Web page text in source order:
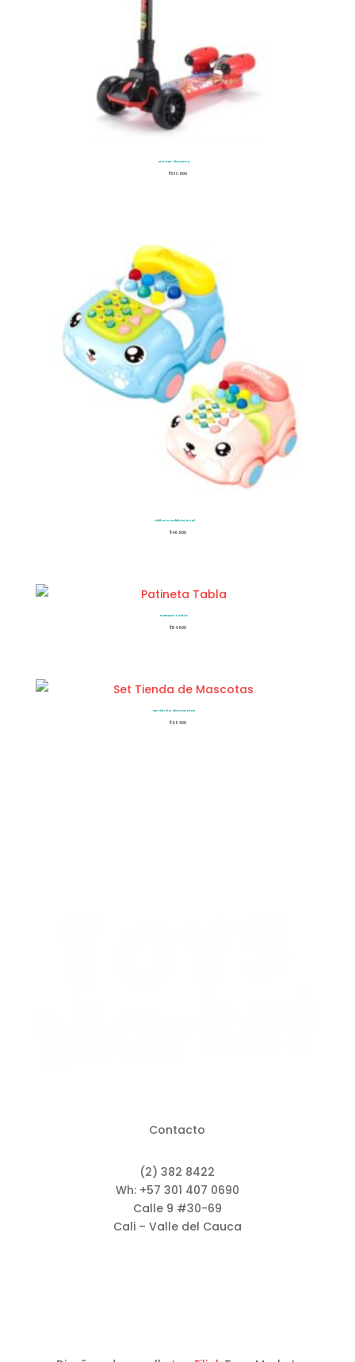
Scooter de Humo
$333.900
Teléfono Multifuncional
$46.900
Patineta Tabla
$134.900
Set Tienda de Mascotas
$98.500
Contacto
(2) 382 8422
Wh: +57 301 407 0690
Calle 9 #30-69
Cali – Valle del Cauca